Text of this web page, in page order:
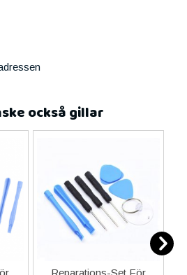
också gillar
Reparations-Set För